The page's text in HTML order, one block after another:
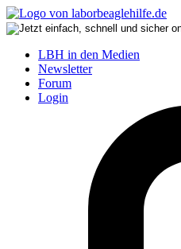
LBH in den Medien
Newsletter
Forum
Login